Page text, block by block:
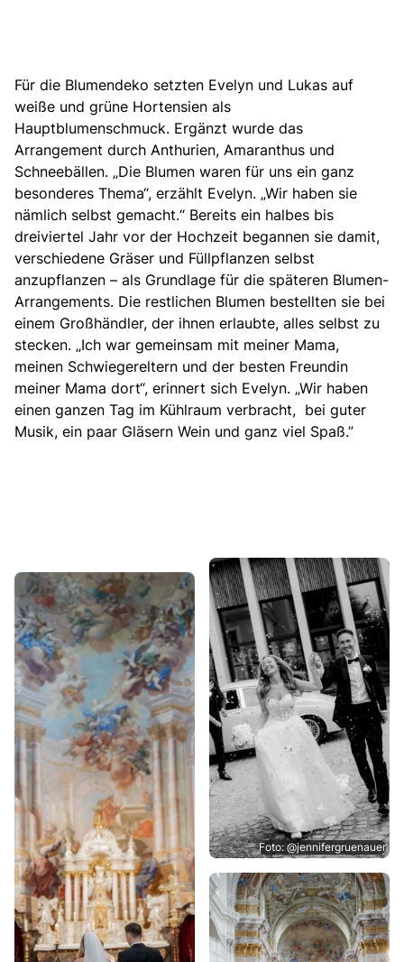
Für die Blumendeko setzten Evelyn und Lukas auf
weiße und grüne Hortensien als
Hauptblumenschmuck. Ergänzt wurde das
Arrangement durch Anthurien, Amaranthus und
Schneebällen. „Die Blumen waren für uns ein ganz
besonderes Thema“, erzählt Evelyn. „Wir haben sie
nämlich selbst gemacht.“ Bereits ein halbes bis
dreiviertel Jahr vor der Hochzeit begannen sie damit,
verschiedene Gräser und Füllpflanzen selbst
anzupflanzen – als Grundlage für die späteren Blumen-
Arrangements. Die restlichen Blumen bestellten sie bei
einem Großhändler, der ihnen erlaubte, alles selbst zu
stecken. „Ich war gemeinsam mit meiner Mama,
meinen Schwiegereltern und der besten Freundin
meiner Mama dort“, erinnert sich Evelyn. „Wir haben
einen ganzen Tag im Kühlraum verbracht, bei guter
Musik, ein paar Gläsern Wein und ganz viel Spaß.”
Foto: @jennifergruenauer